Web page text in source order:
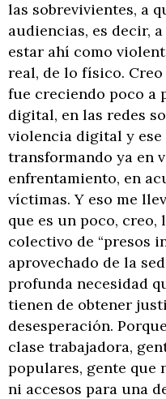
las sobrevivientes, a
audiencias, es decir,
estar ahí como
real, de lo físico.
fue creciendo poco a
digital, en las redes
violencia digital y ese
transformando ya en
enfrentamiento, en
víctimas. Y eso me
que es un poco, creo,
colectivo de “presos
aprovechado de la
profunda necesidad
tienen de obtener
desesperación.
clase trabajadora,
populares, gente que
ni accesos para una